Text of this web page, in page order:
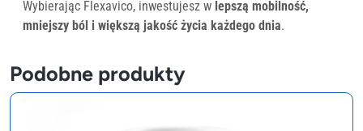
Wybierając Flexavico, inwestujesz w lepszą mobilność,
mniejszy ból i większą jakość życia każdego dnia.
Podobne produkty